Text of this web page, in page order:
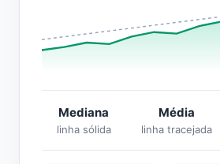
Mediana
linha sólida
Média
linha tracejada